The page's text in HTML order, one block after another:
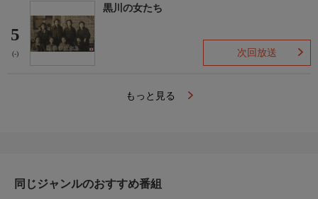
5
(-)
黒川の女たち
次回放送
もっと見る
同じジャンルのおすすめ番組